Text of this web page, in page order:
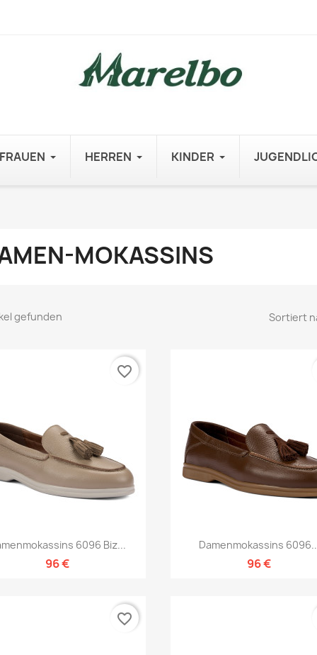
FRAUEN HERREN KINDER
MOKASSINS
gefunden Sortiert
Vorschau6096 Biz...
96 €
favorite_border
Vorschau
Damenmokassins
96 €
favorite_border